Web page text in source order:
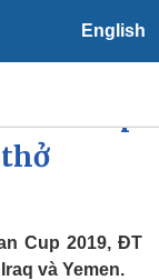
English
tiết
Cup 2019, ĐT
và Yemen.